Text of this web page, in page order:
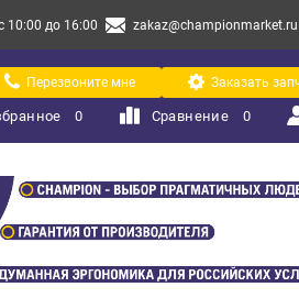
10:00 до 16:00 zakaz@championmarket.ru
Перезвоните мне Заказать
0 Сравнение 0